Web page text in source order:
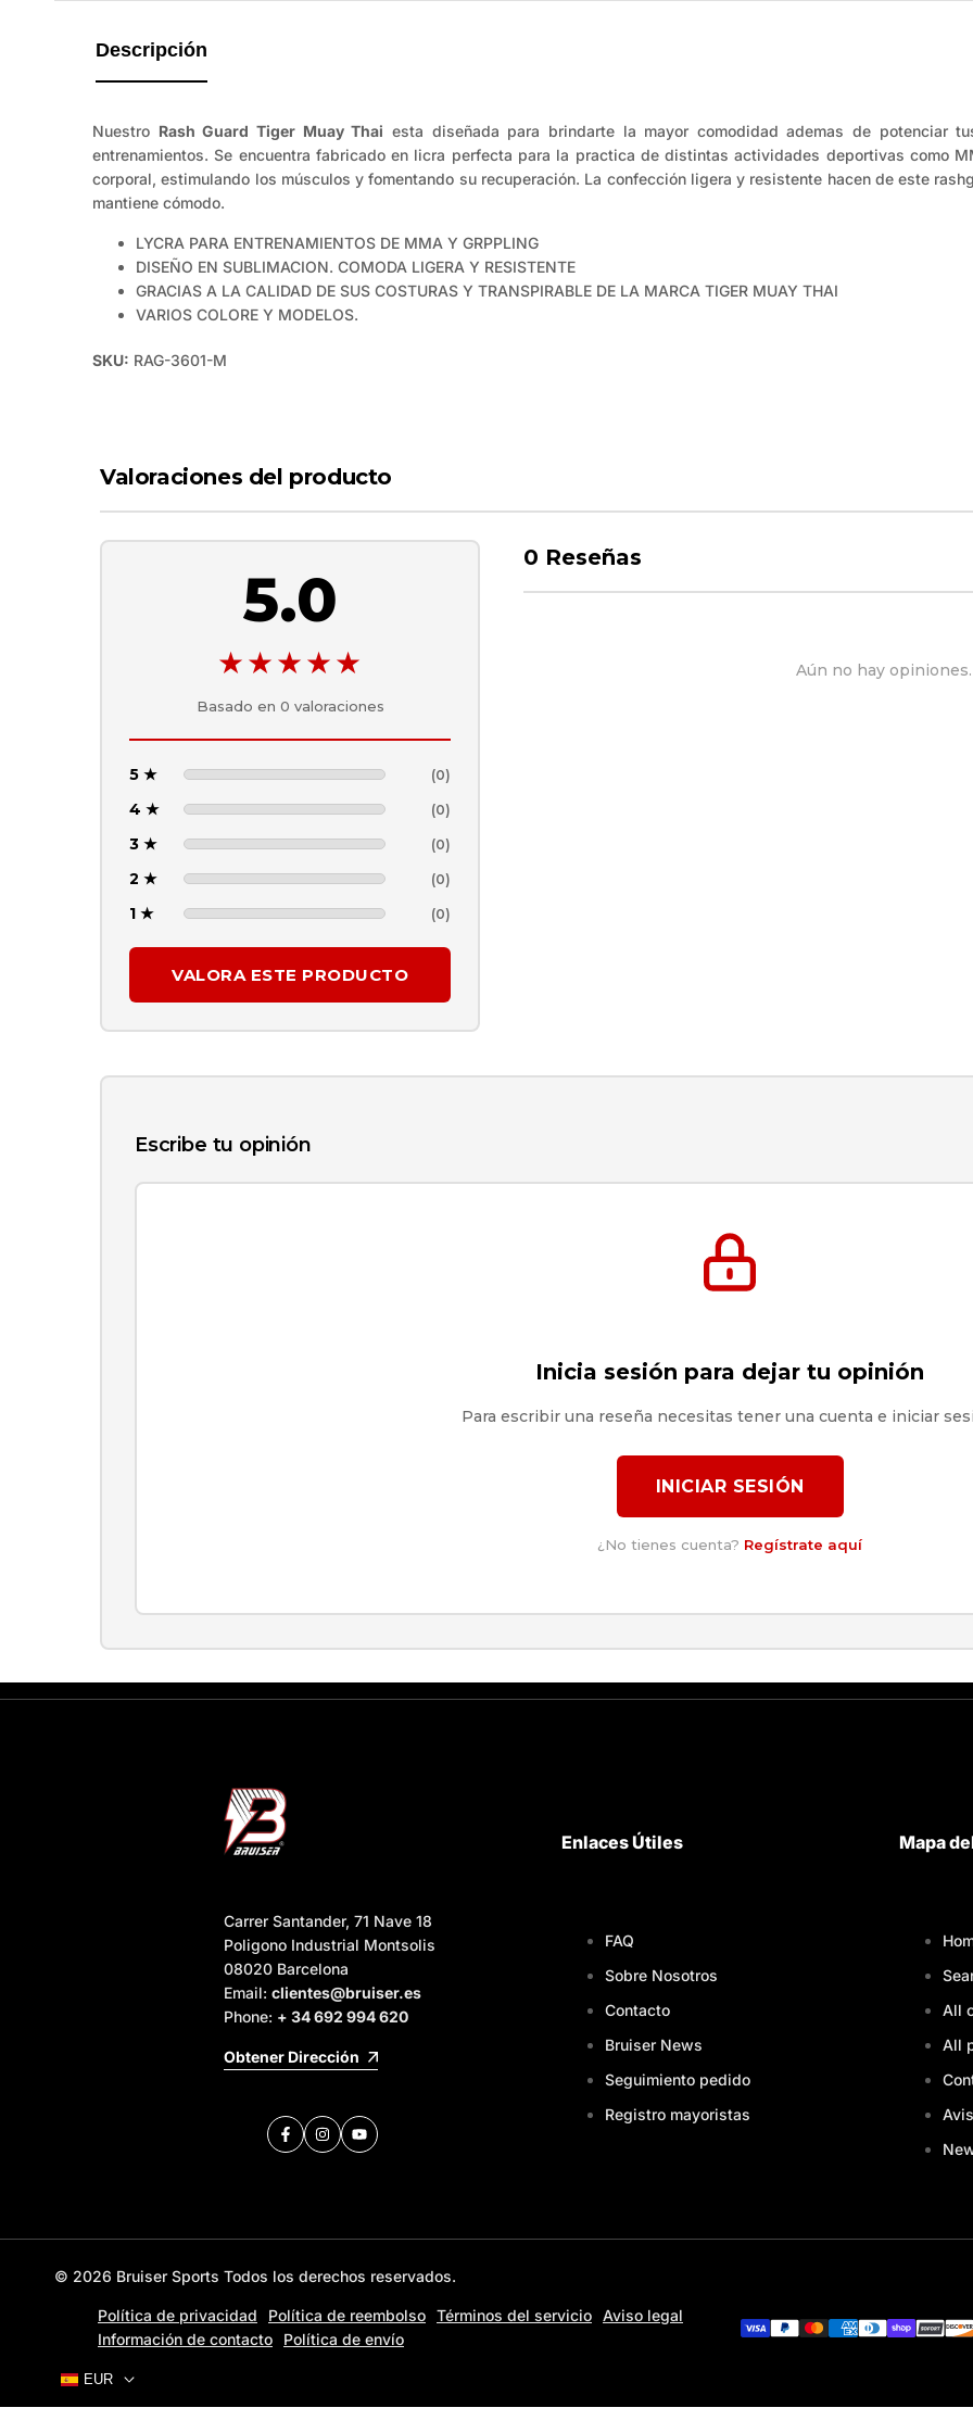
disponible.
Descripción
Nuestro Rash Guard Tiger Muay Thai esta diseñada para brindarte la mayor comodidad ademas de potenciar
entrenamientos. Se encuentra fabricado en licra perfecta para la practica de distintas actividades deportivas como
corporal, estimulando los músculos y fomentando su recuperación. La confección ligera y resistente hacen de este
mantiene cómodo.
LYCRA PARA ENTRENAMIENTOS DE MMA Y GRPPLING
DISEÑO EN SUBLIMACION. COMODA LIGERA Y RESISTENTE
GRACIAS A LA CALIDAD DE SUS COSTURAS Y TRANSPIRABLE DE LA MARCA TIGER MUAY THAI
VARIOS COLORE Y MODELOS.
SKU: RAG-3601-M
Valoraciones del producto
5.0
★★★★★
Basado en 0 valoraciones
5 ★ (0)
4 ★ (0)
3 ★ (0)
2 ★ (0)
1 ★ (0)
VALORA ESTE PRODUCTO
0 Reseñas
Aún no hay opiniones.
Escribe tu opinión
Inicia sesión para dejar tu opinión
Para escribir una reseña necesitas tener una cuenta e iniciar
INICIAR SESIÓN
¿No tienes cuenta? Regístrate aquí
Carrer Santander, 71 Nave 18
Poligono Industrial Montsolis
08020 Barcelona
Email: clientes@bruiser.es
Phone: + 34 692 994 620
Obtener Dirección
FacebookInstagramYouTube
Enlaces Útiles
FAQ
Sobre Nosotros
Contacto
Bruiser News
Seguimiento pedido
Registro mayoristas
Mapa
All
All
© 2026 Bruiser Sports Todos los derechos reservados.
Política de privacidad Política de reembolso Términos del servicio Aviso legal
Información de contacto
Política de envío
EUR